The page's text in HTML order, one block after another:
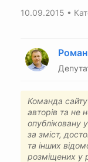
10.09.2015 •
Роман
Команда
авторів та не
опубліковану
за зміст,
та інших
розміщених у